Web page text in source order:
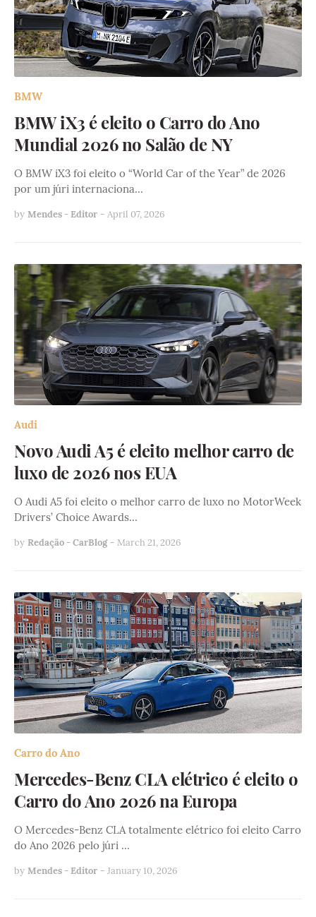
BMW
BMW iX3 é eleito o Carro do Ano
Mundial 2026 no Salão de NY
O BMW iX3 foi eleito o “World Car of the Year” de 2026
por um júri internaciona…
by Mendes - Editor - April 07, 2026
Audi
Novo Audi A5 é eleito melhor carro de
luxo de 2026 nos EUA
O Audi A5 foi eleito o melhor carro de luxo no MotorWeek
Drivers’ Choice Awards…
by Redação - CarBlog - March 21, 2026
Carro do Ano
Mercedes-Benz CLA elétrico é eleito o
Carro do Ano 2026 na Europa
O Mercedes-Benz CLA totalmente elétrico foi eleito Carro
do Ano 2026 pelo júri …
by Mendes - Editor - January 10, 2026